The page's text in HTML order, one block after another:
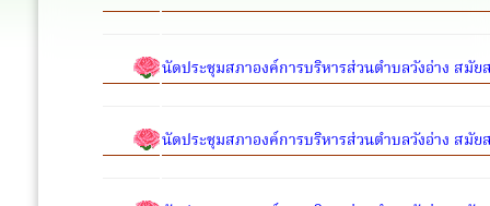
นัดประชุมสภาองค์การบริหารส่วนตำบลวังอ่าง ส
นัดประชุมสภาองค์การบริหารส่วนตำบลวังอ่าง ส